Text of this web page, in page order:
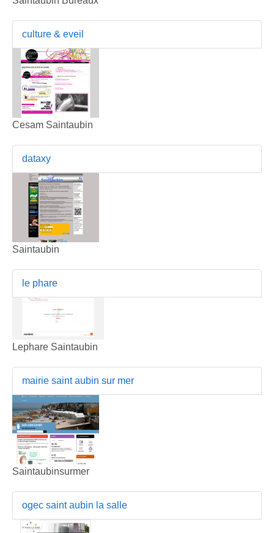
culture & eveil
Cesam Saintaubin
dataxy
Saintaubin
le phare
Lephare Saintaubin
mairie saint aubin sur mer
Saintaubinsurmer
ogec saint aubin la salle